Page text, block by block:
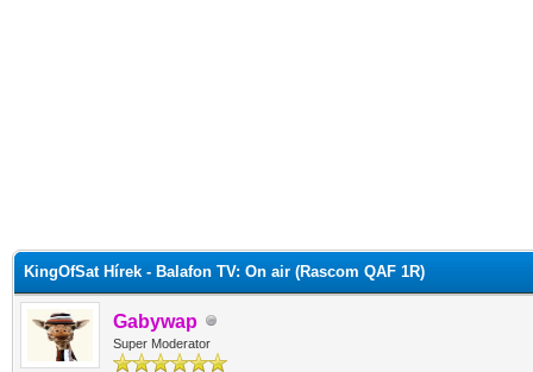
KingOfSat Hírek - Balafon TV: On air (Rascom QAF 1R)
Gabywap
Super Moderator